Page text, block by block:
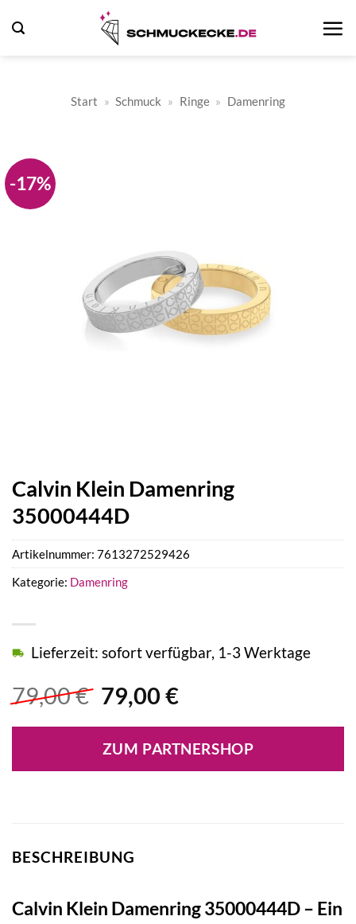
Inhalt
Start » Schmuck » Ringe » Damenring
-17%
Calvin Klein Damenring
35000444D
79,00€ Ursprünglicher
war:
79,00 €
79,00 €Aktueller
ist:
79,00 €.
Lieferzeit: sofort verfügbar, 1-3 Werktage
ZUM PARTNERSHOP
Artikelnummer: 7613272529426
Kategorie: Damenring
BESCHREIBUNG
Calvin Klein Damenring 35000444D – Ein